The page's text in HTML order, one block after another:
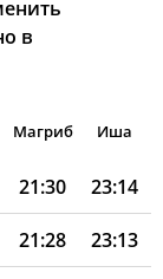
в
Магриб Иша
21:30 23:14
21:28 23:13